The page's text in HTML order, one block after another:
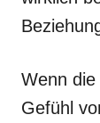
Wenn
Gefühl